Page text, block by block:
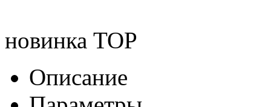
новинка TOP
Описание